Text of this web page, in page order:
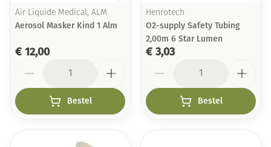
Air Liquide Medical, ALM
Aerosol Masker Kind 1 Alm
€ 12,00
Bestel
Henrotech
O2-supply Safety Tubing
2,00m 6 Star Lumen
€ 3,03
Bestel